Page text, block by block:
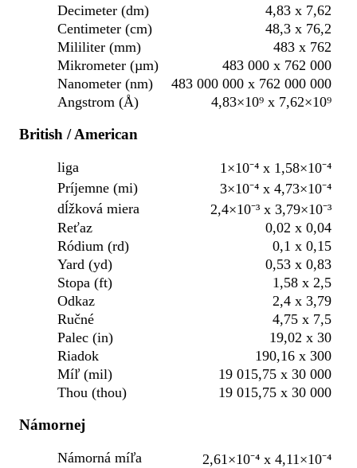
Decimeter (dm)
4,83 x 7,62
Centimeter (cm)
48,3 x 76,2
Mililiter (mm)
483 x 762
Mikrometer (µm)
483 000 x 762 000
Nanometer (nm)
483 000 000 x 762 000 000
Angstrom (Å)
4,83×10⁹ x 7,62×10⁹
British / American
liga
1×10⁻⁴ x 1,58×10⁻⁴
Príjemne (mi)
3×10⁻⁴ x 4,73×10⁻⁴
dĺžková miera
2,4×10⁻³ x 3,79×10⁻³
Reťaz
0,02 x 0,04
Ródium (rd)
0,1 x 0,15
Yard (yd)
0,53 x 0,83
Stopa (ft)
1,58 x 2,5
Odkaz
2,4 x 3,79
Ručné
4,75 x 7,5
Palec (in)
19,02 x 30
Riadok
190,16 x 300
Míľ (mil)
19 015,75 x 30 000
Thou (thou)
19 015,75 x 30 000
Námornej
Námorná míľa
2,61×10⁻⁴ x 4,11×10⁻⁴